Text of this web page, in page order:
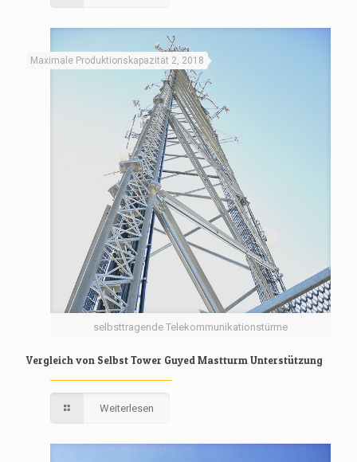
selbsttragende Telekommunikationstürme
Maximale Produktionskapazität 2, 2018
Vergleich von Selbst Tower Guyed Mastturm Unterstützung
Weiterlesen